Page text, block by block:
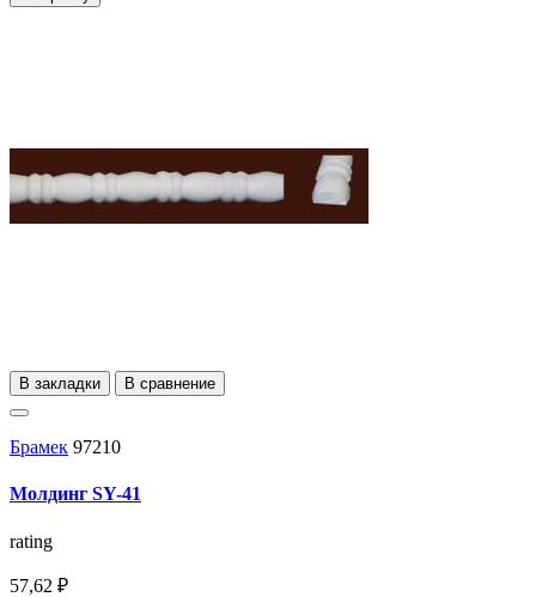
В закладки В сравнение
Брамек 97210
Молдинг SY-41
rating
57,62 ₽